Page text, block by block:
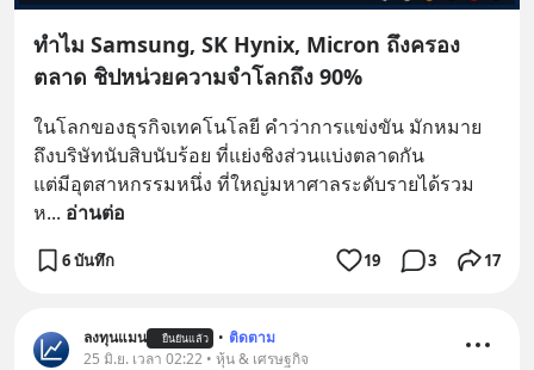
ทำไม Samsung, SK Hynix, Micron ถึงครอง
ตลาด ชิปหน่วยความจำโลกถึง 90%
ในโลกของธุรกิจเทคโนโลยี คำว่าการแข่งขัน มักหมาย
ถึงบริษัทนับสิบนับร้อย ที่แย่งชิงส่วนแบ่งตลาดกัน
แต่มีอุตสาหกรรมหนึ่ง ที่ใหญ่มหาศาลระดับรายได้รวม
ห... อ่านต่อ
6 บันทึก 19 3 17
ลงทุนแมน ยืนยันแล้ว • ติดตาม
25 มิ.ย. เวลา 02:22 • หุ้น & เศรษฐกิจ